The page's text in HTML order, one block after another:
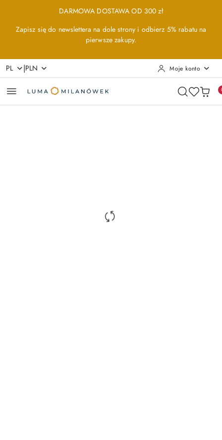
Przejdź do treści głównej
Przejdź do wyszukiwarki
Przejdź do moje konto
Przejdź do menu głównego
Przejdź do opisu produktu
Przejdź do stopkiDARMOWA DOSTAWA OD 300 zł
Zapisz się do newslettera na dole strony i odbierz 5% rabatu na
pierwsze zakupy.
PL |PLN Moje konto